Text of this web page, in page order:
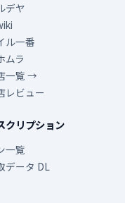
デヤ
ル一番
ムラ
一覧 →
レビュー
クリプション
一覧
データ DL